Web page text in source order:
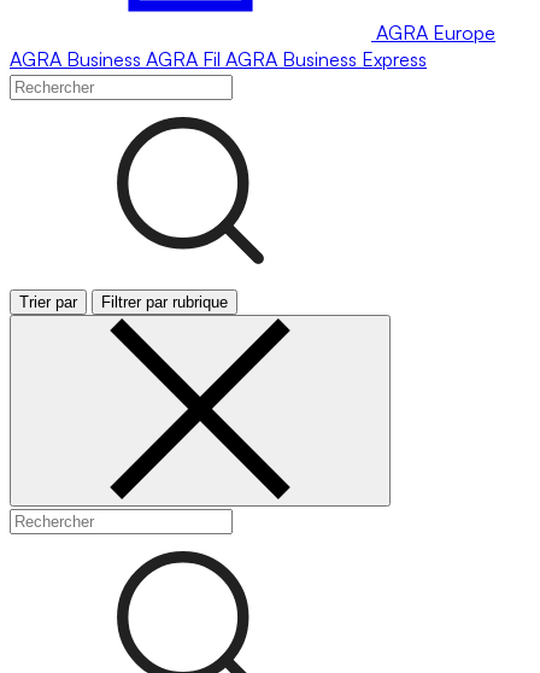
AGRA Europe
AGRA Business AGRA Fil AGRA Business Express
Trier par Filtrer par rubrique